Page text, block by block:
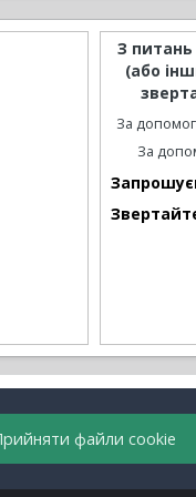
З
(або
За
За
файли cookie